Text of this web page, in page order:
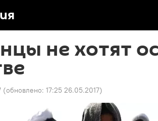
не хотят
(обновлено: 17:25 26.05.2017)